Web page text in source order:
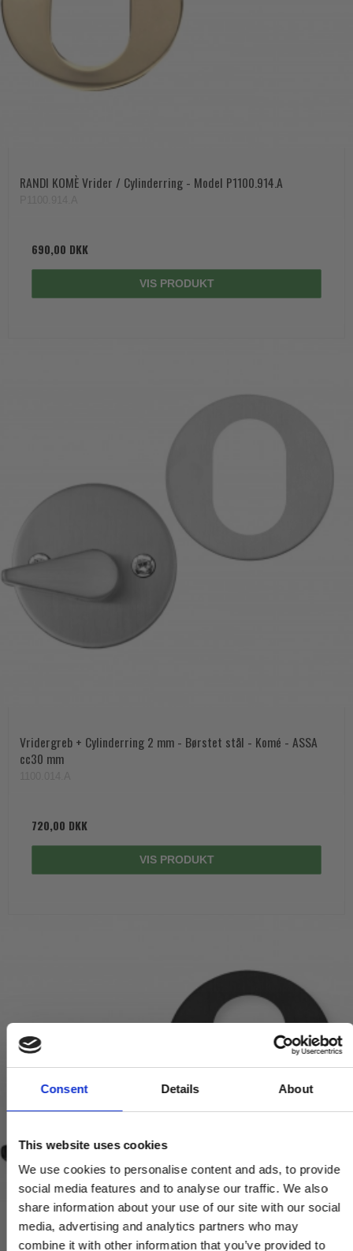
Consent Details About
This website uses cookies
We use cookies to personalise content and ads, to provide
social media features and to analyse our traffic. We also
share information about your use of our site with our social
media, advertising and analytics partners who may
combine it with other information that you’ve provided to
RANDI KOMÈ Vrider / Cylinderring - Model P1100.914.A
690,00 DKK
VIS PRODUKT
Vridergreb + Cylinderring 2 mm - Børstet stål - Komé - ASSA
cc30 mm
720,00 DKK
VIS PRODUKT